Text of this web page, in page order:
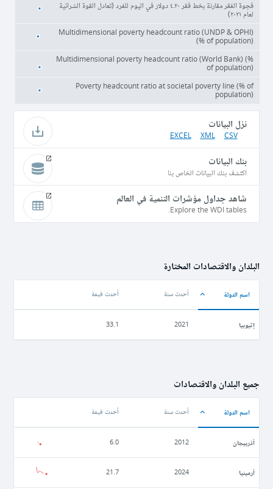
فجوة الفقر مقارنة بخط فقر ٤.٢٠ دولار في اليوم للفرد (تعادل القوة الشرائية
لعام ٢٠٢١)
Multidimensional poverty headcount ratio (UNDP & OPHI)
(% of population)
Multidimensional poverty headcount ratio (World Bank) (%
of population)
Poverty headcount ratio at societal poverty line (% of
population)
نزل البيانات
CSV
XML
EXCEL
بنك البيانات
اكتشف بنك البيانات الخاص بنا
شاهد جداول مؤشرات التنمية في العالم
Explore the WDI tables.
البلدان والاقتصادات المختارة
اسم الدولة أحدث سنة أحدث قيمة
إثيوبيا 2021
33.1
جميع البلدان والاقتصادات
اسم الدولة أحدث سنة أحدث قيمة
أذربيجان 2012
6.0
أرمينيا 2024
21.7